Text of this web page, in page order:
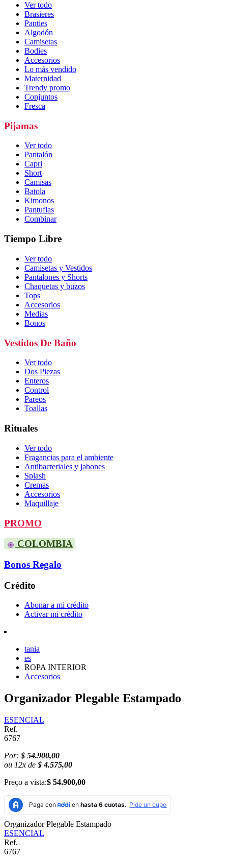
Ver todo
Brasieres
Panties
Algodón
Camisetas
Bodies
Accesorios
Lo más vendido
Maternidad
Trendy promo
Conjuntos
Fresca
Pijamas
Ver todo
Pantalón
Capri
Short
Camisas
Batola
Kimonos
Pantuflas
Combinar
Tiempo Libre
Ver todo
Camisetas y Vestidos
Pantalones y Shorts
Chaquetas y buzos
Tops
Accesorios
Medias
Bonos
Vestidos De Baño
Ver todo
Dos Piezas
Enteros
Control
Pareos
Toallas
Rituales
Ver todo
Fragancias para el ambiente
Antibacteriales y jabones
Splash
Cremas
Accesorios
Maquillaje
PROMO
COLOMBIA
Bonos Regalo
Crédito
Abonar a mi crédito
Activar mi crédito
tania
es
ROPA INTERIOR
Accesorios
Organizador Plegable Estampado
ESENCIAL
Ref.
6767
Por: $ 54.900,00
ou 12x de $ 4.575,00
Preço a vista:$ 54.900,00
Organizador Plegable Estampado
ESENCIAL
Ref.
6767